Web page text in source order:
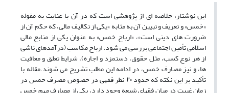
این نوشتار، خلاصه ای از پژوهشی است که در آن با عنایت به مقوله
«خمس» و تعریف و تبیین آن به مثابه «یکی از تکالیف مالی، که حکم آن از
ضرورت های دینی است»، «ارباح خمس» به عنوان یکی از منابع مالی
اسلامی تأمین اجتماعی بررسی می شود. ارباح مکاسب (درآمدهای ناشی
از هر نوع کسب، مثل حقوق، دستمزد و اجاره)، شرایط تعلق و معافیت
ها، و نیز مصارف خمس، در ادامه این مطلب تشریح می شوند.مقاله با
تأکید بر این نکته که حدود ۲۰ نظر فقهی در خصوص مصرف خمس در